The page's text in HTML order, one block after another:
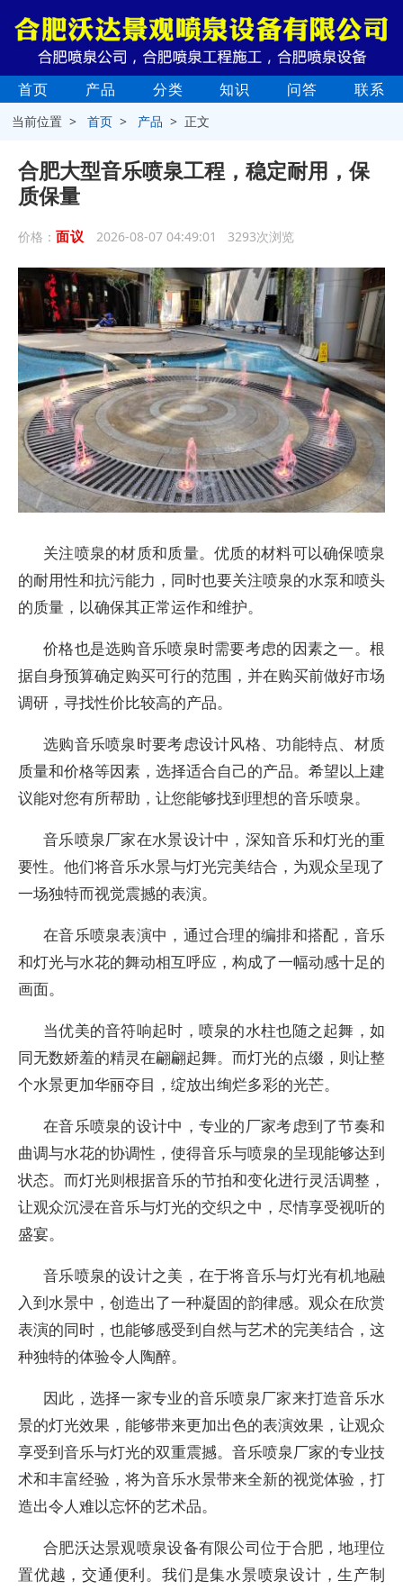
首页 产品 分类 知识 问答 联系
当前位置 >首页 > 产品 > 正文
合肥大型音乐喷泉工程，稳定耐用，保
质保量
价格： 面议 2026-08-07 04:49:01 3293次浏览
关注喷泉的材质和质量。优质的材料可以确保喷泉
的耐用性和抗污能力，同时也要关注喷泉的水泵和喷头
的质量，以确保其正常运作和维护。
价格也是选购音乐喷泉时需要考虑的因素之一。根
据自身预算确定购买可行的范围，并在购买前做好市场
调研，寻找性价比较高的产品。
选购音乐喷泉时要考虑设计风格、功能特点、材质
质量和价格等因素，选择适合自己的产品。希望以上建
议能对您有所帮助，让您能够找到理想的音乐喷泉。
音乐喷泉厂家在水景设计中，深知音乐和灯光的重
要性。他们将音乐水景与灯光完美结合，为观众呈现了
一场独特而视觉震撼的表演。
在音乐喷泉表演中，通过合理的编排和搭配，音乐
和灯光与水花的舞动相互呼应，构成了一幅动感十足的
画面。
当优美的音符响起时，喷泉的水柱也随之起舞，如
同无数娇羞的精灵在翩翩起舞。而灯光的点缀，则让整
个水景更加华丽夺目，绽放出绚烂多彩的光芒。
在音乐喷泉的设计中，专业的厂家考虑到了节奏和
曲调与水花的协调性，使得音乐与喷泉的呈现能够达到
状态。而灯光则根据音乐的节拍和变化进行灵活调整，
让观众沉浸在音乐与灯光的交织之中，尽情享受视听的
盛宴。
音乐喷泉的设计之美，在于将音乐与灯光有机地融
入到水景中，创造出了一种凝固的韵律感。观众在欣赏
表演的同时，也能够感受到自然与艺术的完美结合，这
种独特的体验令人陶醉。
因此，选择一家专业的音乐喷泉厂家来打造音乐水
景的灯光效果，能够带来更加出色的表演效果，让观众
享受到音乐与灯光的双重震撼。音乐喷泉厂家的专业技
术和丰富经验，将为音乐水景带来全新的视觉体验，打
造出令人难以忘怀的艺术品。
合肥沃达景观喷泉设备有限公司位于合肥，地理位
置优越，交通便利。我们是集水景喷泉设计，生产制